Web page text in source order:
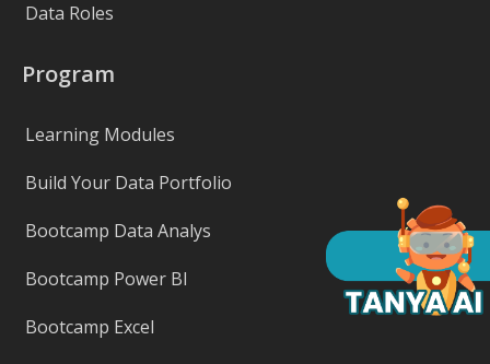
Data Roles
Program
Learning Modules
Build Your Data Portfolio
Bootcamp Data Analys
Bootcamp Power BI
Bootcamp Excel